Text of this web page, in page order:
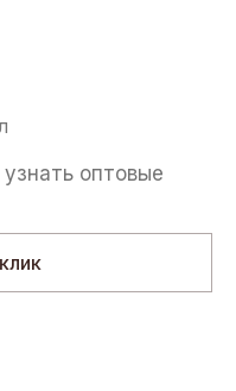
оптовые